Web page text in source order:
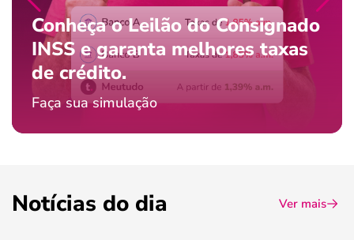
Conheça o Leilão do Consignado
INSS e garanta melhores taxas
de crédito.
Faça sua simulação
Notícias do dia Ver mais